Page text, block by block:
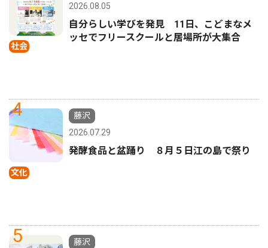
社会
2026.08.05
自分らしい学びを発見 11日、こどまなメ
ッセでフリースクールと居場所が大集合
4
文化
藤沢
2026.07.29
発酵食品と盆踊り ８月５日江の島で祭り
5
藤沢